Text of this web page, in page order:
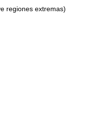
regiones extremas)